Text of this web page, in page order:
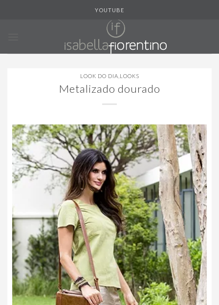
YOUTUBE
LOOK DO DIA LOOKS
Metalizado dourado